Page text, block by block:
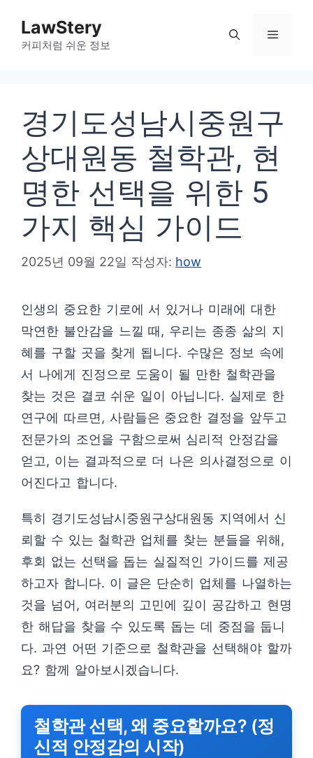
LawStery
커피처럼 쉬운 정보
메
경기도성남시중원구
상대원동 철학관, 현
명한 선택을 위한 5
가지 핵심 가이드
2025년 09월 22일 작성자: how
인생의 중요한 기로에 서 있거나 미래에 대한
막연한 불안감을 느낄 때, 우리는 종종 삶의 지
혜를 구할 곳을 찾게 됩니다. 수많은 정보 속에
서 나에게 진정으로 도움이 될 만한 철학관을
찾는 것은 결코 쉬운 일이 아닙니다. 실제로 한
연구에 따르면, 사람들은 중요한 결정을 앞두고
전문가의 조언을 구함으로써 심리적 안정감을
얻고, 이는 결과적으로 더 나은 의사결정으로 이
어진다고 합니다.
특히 경기도성남시중원구상대원동 지역에서 신
뢰할 수 있는 철학관 업체를 찾는 분들을 위해,
후회 없는 선택을 돕는 실질적인 가이드를 제공
하고자 합니다. 이 글은 단순히 업체를 나열하는
것을 넘어, 여러분의 고민에 깊이 공감하고 현명
한 해답을 찾을 수 있도록 돕는 데 중점을 둡니
다. 과연 어떤 기준으로 철학관을 선택해야 할까
요? 함께 알아보시겠습니다.
철학관 선택, 왜 중요할까요? (정
신적 안정감의 시작)